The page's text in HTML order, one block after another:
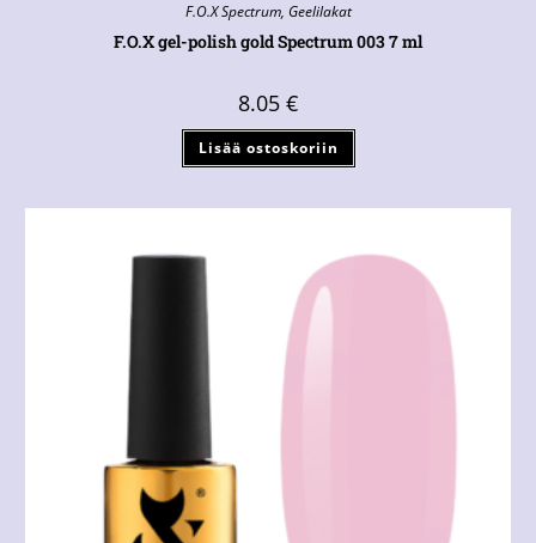
F.O.X Spectrum, Geelilakat
F.O.X gel-polish gold Spectrum 003 7 ml
8.05 €
Lisää ostoskoriin